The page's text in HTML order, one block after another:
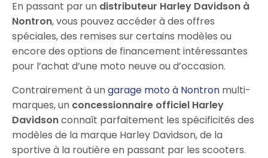
En passant par un distributeur Harley Davidson à
Nontron, vous pouvez accéder à des offres
spéciales, des remises sur certains modèles ou
encore des options de financement intéressantes
pour l’achat d’une moto neuve ou d’occasion.
Contrairement à ungarage moto à Nontron multi-
marques, un concessionnaire officiel Harley
Davidsonconnaît parfaitement les spécificités des
modèles de la marque Harley Davidson, de la
sportive à la routière en passant par les scooters.